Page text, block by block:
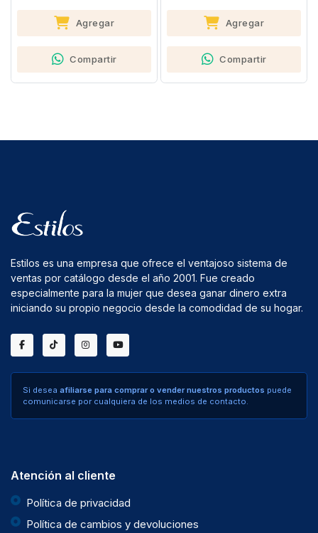
Agregar
Compartir
Agregar
Compartir
Estilos es una empresa que ofrece el ventajoso sistema de
ventas por catálogo desde el año 2001. Fue creado
especialmente para la mujer que desea ganar dinero extra
iniciando su propio negocio desde la comodidad de su hogar.
Si desea afiliarse para comprar o vender nuestros productos puede
comunicarse por cualquiera de los medios de contacto.
Atención al cliente
Política de privacidad
Política de cambios y devoluciones